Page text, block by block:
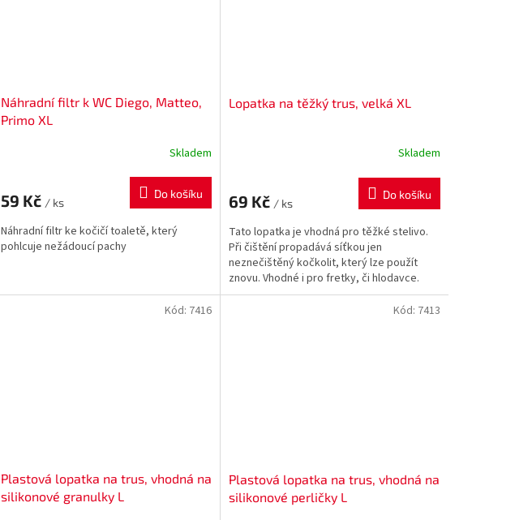
Náhradní filtr k WC Diego, Matteo,
Primo XL
Skladem
59 Kč / ks
Do košíku
Náhradní filtr ke kočičí toaletě, který
pohlcuje nežádoucí pachy
Lopatka na těžký trus, velká XL
Skladem
69 Kč / ks
Do košíku
Tato lopatka je vhodná pro těžké stelivo.
Při čištění propadává síťkou jen
neznečištěný kočkolit, který lze použít
znovu. Vhodné i pro fretky, či hlodavce.
Snadná údržba. Barvy...
Plastová lopatka na trus, vhodná na
silikonové granulky L
Kód: 7416
Plastová lopatka na trus, vhodná na
silikonové perličky L
Kód: 7413